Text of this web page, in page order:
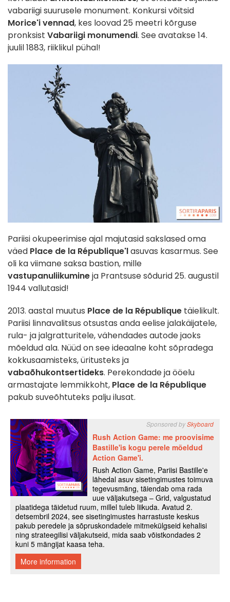
vabariigi suurusele monument. Konkursi võitsid
Morice'i vennad, kes loovad 25 meetri kõrguse
pronksist Vabariigi monumendi. See avatakse 14.
juulil 1883, riiklikul pühal!
Pariisi okupeerimise ajal majutasid sakslased oma
väed Place de la République'lasuvas kasarmus. See
oli ka viimane saksa bastion, mille
vastupanuliikumineja Prantsuse sõdurid 25. augustil
1944 vallutasid!
2013. aastal muutus Place de la République täielikult.
Pariisi linnavalitsus otsustas anda eelise jalakäijatele,
rula- ja jalgratturitele, vähendades autode jaoks
mõeldud ala. Nüüd on see ideaalne koht sõpradega
kokkusaamisteks, üritusteks ja
vabaõhukontsertideks. Perekondade ja ööelu
armastajate lemmikkoht, Place de la République
pakub suveõhtuteks palju ilusat.